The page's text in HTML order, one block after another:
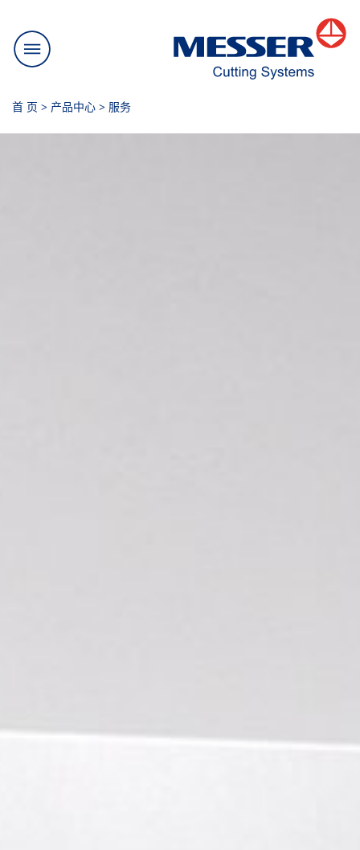
首 页 > 产品中心 > 服务